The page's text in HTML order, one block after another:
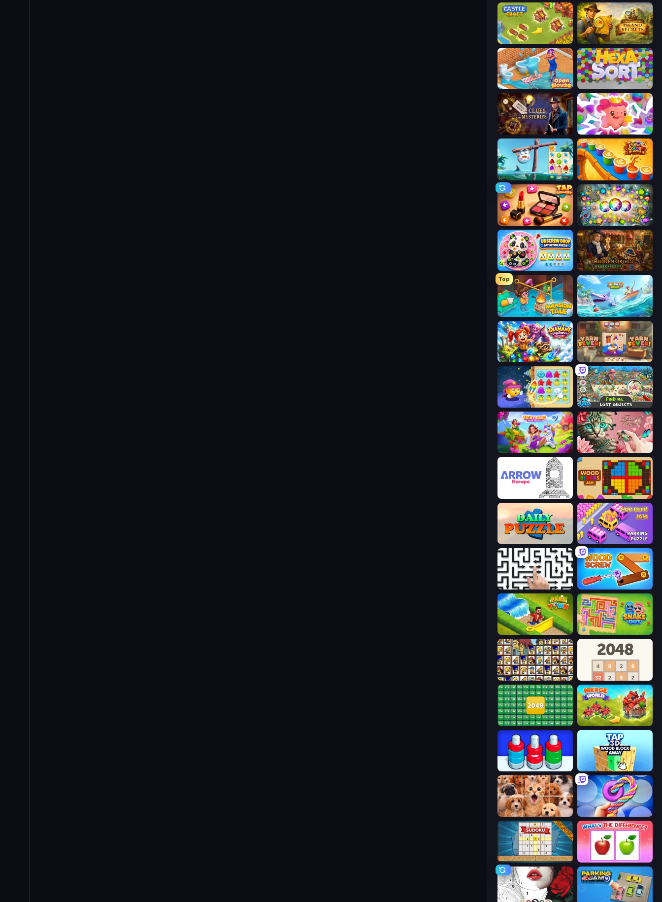
Castle Craft Hidden Objects: Island Secrets
Open House
Hidden Object: Clues and Mysteries Match Arena
Sugar Heroes Coffee Color Blocks
Tap Gallery Forgotten Treasure 2
Unscrew Drop: Satisfying Puzzle Hidden Object: Street Of Secrets
Top
Mansion Tale: Merge Secrets Tropical Merge
Diamant: Sky Stories Match 3 Yarn Fever! Unravel Puzzle
Candy Riddles Find Me: Lost Objects
Fairyland Merge & Magic Favorite Puzzles
Arrow Escape Wood Blocks Jam
Car OUT! Jam Parking Puzzle
Arrow Escape: Puzzle Wood Screw: Bolts Puzzle
Park Town Snake Out: Maze Escape
Tiles of the Simpsons 2048
2048 Merge Blocks Merge World
Jigpic Solitaire Twisted Tangle
Sudoku Online What's The Difference?